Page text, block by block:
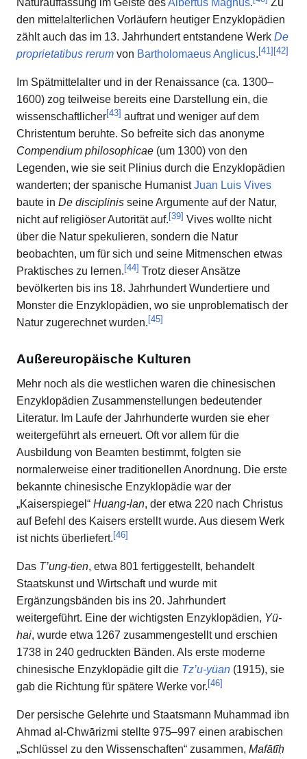
Naturauffassung im Geiste desAlbertus Magnus.
Zu
den mittelalterlichen Vorläufern heutiger Enzyklopädien
zählt auch das im 13. Jahrhundert entstandene Werk De
proprietatibus rerum von Bartholomaeus Anglicus. [41 ] [42]
Im Spätmittelalter und in der Renaissance (ca. 1300–
1600) zog teilweise bereits eine Darstellung ein, die
wissenschaftlicher[43] auftrat und weniger auf dem
Christentum beruhte. So befreite sich das anonyme
Compendium philosophicae (um 1300) von den
Legenden, wie sie seit Plinius durch die Enzyklopädien
wanderten; der spanische HumanistJuan Luis Vives
baute in De disciplinis seine Argumente auf der Natur,
nicht auf religiöser Autorität auf. [39] Vives wollte nicht
über die Natur spekulieren, sondern die Natur
beobachten, um für sich und seine Mitmenschen etwas
Praktisches zu lernen. [44] Trotz dieser Ansätze
bevölkerten bis ins 18. Jahrhundert Wundertiere und
Monster die Enzyklopädien, wo sie unproblematisch der
Natur zugerechnet wurden. [45]
Außereuropäische Kulturen
Mehr noch als die westlichen waren die chinesischen
Enzyklopädien Zusammenstellungen bedeutender
Literatur. Im Laufe der Jahrhunderte wurden sie eher
weitergeführt als erneuert. Oft vor allem für die
Ausbildung von Beamten bestimmt, folgten sie
normalerweise einer traditionellen Anordnung. Die erste
bekannte chinesische Enzyklopädie war der
„Kaiserspiegel“ Huang-lan, der etwa 220 nach Christus
auf Befehl des Kaisers erstellt wurde. Aus diesem Werk
ist nichts überliefert.[46]
Das T’ung-tien, etwa 801 fertiggestellt, behandelt
Staatskunst und Wirtschaft und wurde mit
Ergänzungsbänden bis ins 20. Jahrhundert
weitergeführt. Eine der wichtigsten Enzyklopädien, Yü-
hai, wurde etwa 1267 zusammengestellt und erschien
1738 in 240 gedruckten Bänden. Als erste moderne
chinesische Enzyklopädie gilt die Tz’u-yüan (1915), sie
gab die Richtung für spätere Werke vor.[46]
Der persische Gelehrte und Staatsmann Muhammad ibn
Ahmad al-Chwārizmi stellte 975–997 einen arabischen
„Schlüssel zu den Wissenschaften“ zusammen, Mafātīḥ